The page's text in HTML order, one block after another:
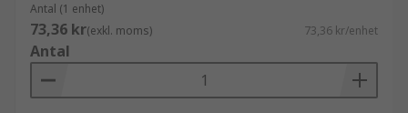
Antal (1 enhet)
73,36 kr(exkl. moms) 73,36 kr/enhet
Antal